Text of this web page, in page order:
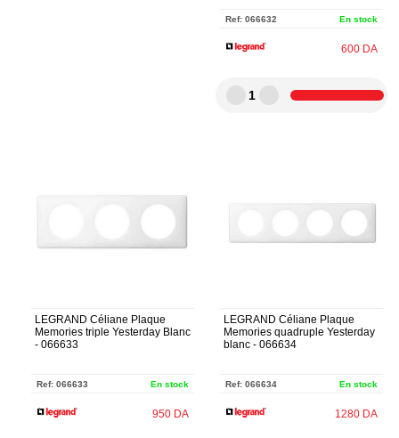
Ref: 066632 En stock
600 DA
1
LEGRAND Céliane Plaque
Memories triple Yesterday Blanc
- 066633
Ref: 066633 En stock
950 DA
LEGRAND Céliane Plaque
Memories quadruple Yesterday
blanc - 066634
Ref: 066634 En stock
1280 DA